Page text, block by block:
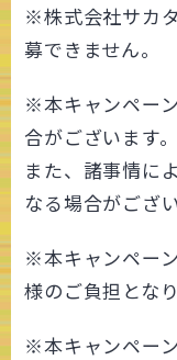
※株式会社サカ
募できません。
※本キャンペー
合がございます。
また、諸事情に
なる場合がござい
※本キャンペー
様のご負担となり
※本キャンペー